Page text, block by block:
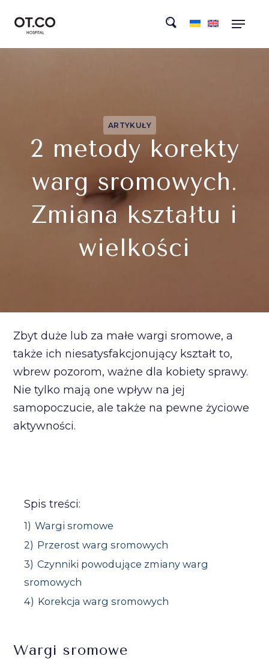
ARTYKUŁY
2 metody korekty
warg sromowych.
Zmiana kształtu i
wielkości
Zbyt duże lub za małe wargi sromowe, a
także ich niesatysfakcjonujący kształt to,
wbrew pozorom, ważne dla kobiety sprawy.
Nie tylko mają one wpływ na jej
samopoczucie, ale także na pewne życiowe
aktywności.
Spis treści:
1) Wargi sromowe
2) Przerost warg sromowych
3) Czynniki powodujące zmiany warg
sromowych
4) Korekcja warg sromowych
Wargi sromowe